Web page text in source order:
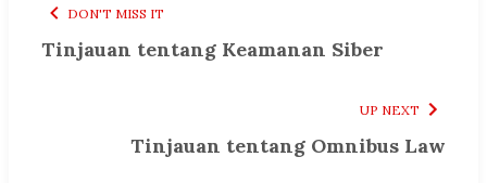
DON'T MISS IT
Tinjauan tentang Keamanan Siber
UP NEXT
Tinjauan tentang Omnibus Law